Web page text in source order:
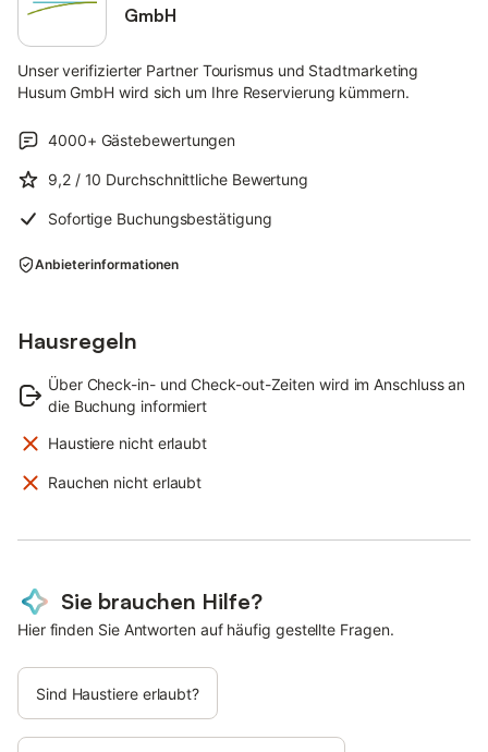
GmbH
Unser verifizierter Partner Tourismus und Stadtmarketing
Husum GmbH wird sich um Ihre Reservierung kümmern.
4000+ Gästebewertungen
9,2 / 10 Durchschnittliche Bewertung
Sofortige Buchungsbestätigung
Anbieterinformationen
Hausregeln
Über Check-in- und Check-out-Zeiten wird im Anschluss an
die Buchung informiert
Haustiere nicht erlaubt
Rauchen nicht erlaubt
Sie brauchen Hilfe?
Hier finden Sie Antworten auf häufig gestellte Fragen.
Sind Haustiere erlaubt?